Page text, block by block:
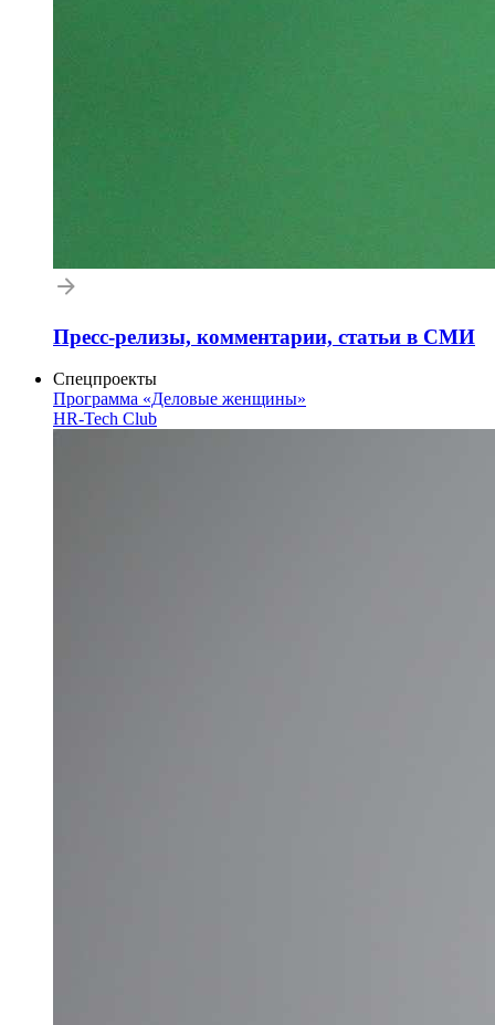
Пресс-релизы, комментарии, статьи в СМИ
Спецпроекты
Программа «Деловые женщины»
HR-Tech Club